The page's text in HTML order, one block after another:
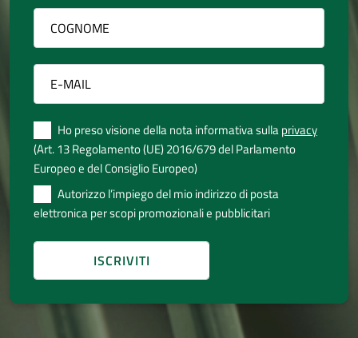
Ho preso visione della nota informativa sullaprivacy
(Art. 13 Regolamento (UE) 2016/679 del Parlamento
Europeo e del Consiglio Europeo)
Autorizzo l’impiego del mio indirizzo di posta
elettronica per scopi promozionali e pubblicitari